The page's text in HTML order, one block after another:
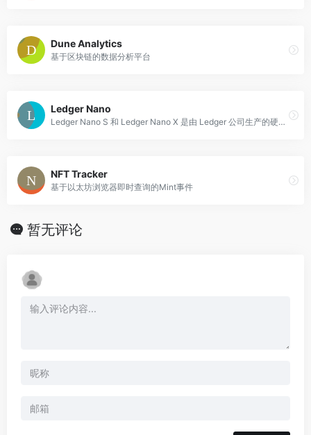
Dune Analytics
基于区块链的数据分析平台
Ledger Nano
Ledger Nano S 和 Ledger Nano X 是由 Ledger 公司生产的硬件钱包，专为存储加密货币而设计。硬件钱包被认为是一种冷存储解决方案，因为它们允许用户将其加密资产存储在离线环境中...
NFT Tracker
基于以太坊浏览器即时查询的Mint事件
暂无评论